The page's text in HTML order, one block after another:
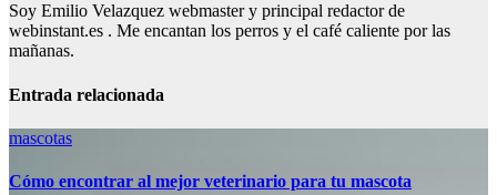
Soy Emilio Velazquez webmaster y principal redactor de
webinstant.es . Me encantan los perros y el café caliente por las
mañanas.
Entrada relacionada
mascotas
Cómo encontrar al mejor veterinario para tu mascota